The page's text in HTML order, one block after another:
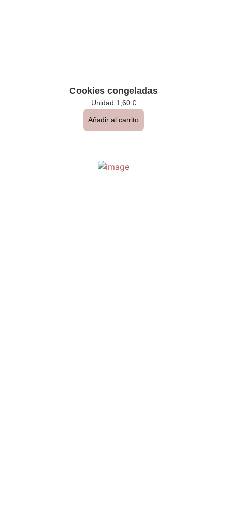
Cookies congeladas
Unidad 1,60 €
Añadir al carrito